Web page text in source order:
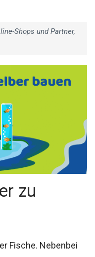
Shops und Partner,
zu
Fische. Nebenbei